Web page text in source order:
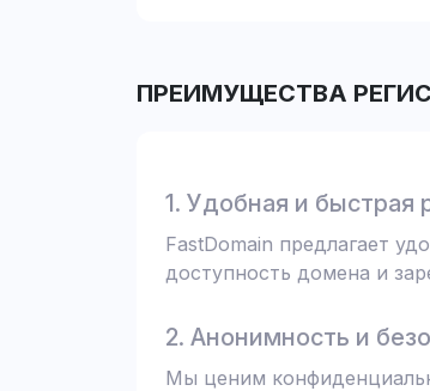
ПРЕИМУЩЕСТВА
1. Удобная и быстрая
FastDomain предлагает
доступность домена и
2. Анонимность и
Мы ценим